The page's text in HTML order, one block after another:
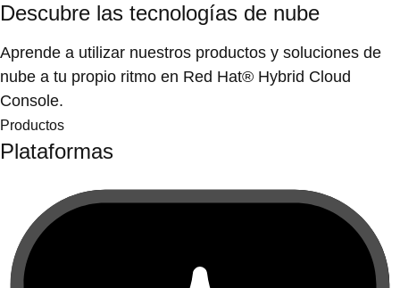
Descubre las tecnologías de nube
Aprende a utilizar nuestros productos y soluciones de
nube a tu propio ritmo en Red Hat® Hybrid Cloud
Console.
Productos
Plataformas